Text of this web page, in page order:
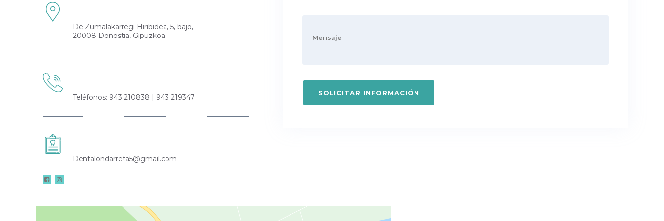
De Zumalakarregi Hiribidea, 5, bajo,
20008 Donostia, Gipuzkoa
Teléfonos: 943 210838 | 943 219347
Dentalondarreta5@gmail.com